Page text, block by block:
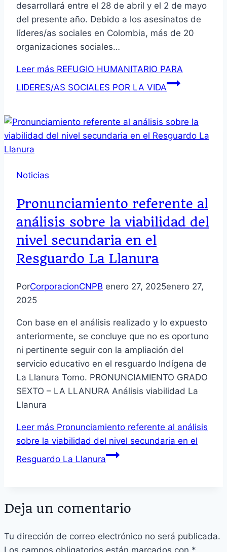
desarrollará entre el 28 de abril y el 2 de mayo
del presente año. Debido a los asesinatos de
líderes/as sociales en Colombia, más de 20
organizaciones sociales…
Leer más REFUGIO HUMANITARIO PARA
LIDERES/AS SOCIALES POR LA VIDA
Noticias
Pronunciamiento referente al
análisis sobre la viabilidad del
nivel secundaria en el
Resguardo La Llanura
PorCorporacionCNPB enero 27, 2025enero 27,
2025
Con base en el análisis realizado y lo expuesto
anteriormente, se concluye que no es oportuno
ni pertinente seguir con la ampliación del
servicio educativo en el resguardo Indígena de
La Llanura Tomo. PRONUNCIAMIENTO GRADO
SEXTO – LA LLANURA Análisis viabilidad La
Llanura
Leer más Pronunciamiento referente al análisis
sobre la viabilidad del nivel secundaria en el
Resguardo La Llanura
Deja un comentario
Tu dirección de correo electrónico no será publicada.
Los campos obligatorios están marcados con *